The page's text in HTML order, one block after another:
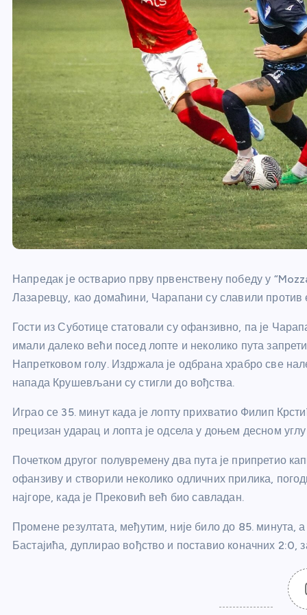
Напредак је остварио прву првенствену победу у
Лазаревцу, као домаћини, Чарапани су славили против
Гости из Суботице статовали су офанзивно, па је
имали далеко већи посед лопте и неколико пута
Напретковом голу. Издржала је одбрана храбро све
напада Крушевљани су стигли до вођства.
Играо се 35. минут када је лопту прихватио Филип
прецизан ударац и лопта је одсела у доњем десном
Почетком другог полувремену два пута је припретио
офанзиву и створили неколико одличних прилика,
најгоре, када је Прековић већ био савладан.
Промене резултата, међутим, није било до 85. минута,
Бастајића, дуплирао вођство и поставио коначних